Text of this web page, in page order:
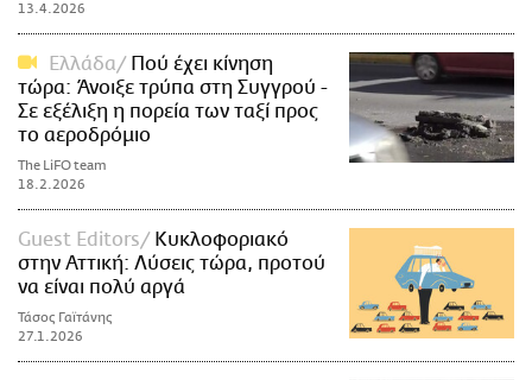
13.4.2026
Ελλάδα
Πού έχει κίνηση
τώρα: Άνοιξε τρύπα στη Συγγρού -
Σε εξέλιξη η πορεία των ταξί προς
το αεροδρόμιο
The LiFO team
18.2.2026
Guest Editors
Κυκλοφοριακό
στην Αττική: Λύσεις τώρα, προτού
να είναι πολύ αργά
Τάσος Γαϊτάνης
27.1.2026